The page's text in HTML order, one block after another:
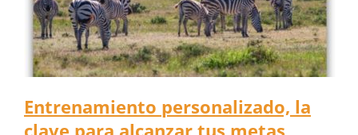
Entrenamiento personalizado, la
clave para alcanzar tus metas